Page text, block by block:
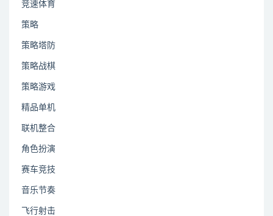
竞速体育
策略
策略塔防
策略战棋
策略游戏
精品单机
联机整合
角色扮演
赛车竞技
音乐节奏
飞行射击